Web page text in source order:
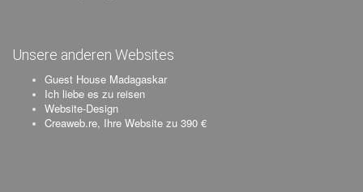
Unsere anderen Websites
Guest House Madagaskar
Ich liebe es zu reisen
Website-Design
Creaweb.re, Ihre Website zu 390 €